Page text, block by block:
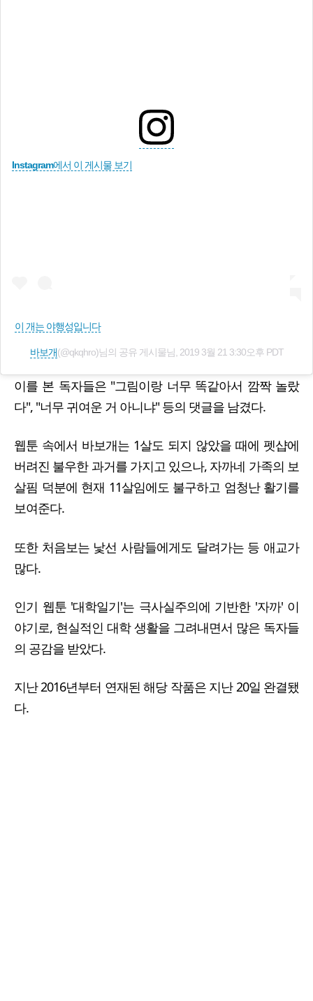
Instagram에서 이 게시물 보기
이 개는 야행성입니다
바보개(@qkqhro)님의 공유 게시물님, 2019 3월 21 3:30오후 PDT
이를 본 독자들은 "그림이랑 너무 똑같아서 깜짝 놀랐
다", "너무 귀여운 거 아니냐" 등의 댓글을 남겼다.
웹툰 속에서 바보개는 1살도 되지 않았을 때에 펫샵에
버려진 불우한 과거를 가지고 있으나, 자까네 가족의 보
살핌 덕분에 현재 11살임에도 불구하고 엄청난 활기를
보여준다.
또한 처음보는 낯선 사람들에게도 달려가는 등 애교가
많다.
인기 웹툰 '대학일기'는 극사실주의에 기반한 '자까' 이
야기로, 현실적인 대학 생활을 그려내면서 많은 독자들
의 공감을 받았다.
지난 2016년부터 연재된 해당 작품은 지난 20일 완결됐
다.